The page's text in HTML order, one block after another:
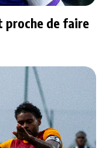
proche de faire